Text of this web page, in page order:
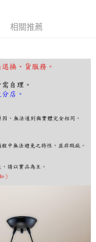
跳轉至「AFTEE先享後付」
成結帳。
的連結，可透過四大超商／
為交易完成。
若您需要取消訂單，請聯絡
為有效，需透過AFTEE先享
帳頁面顯示為準，若有關於
，請聯繫「AFTEE先享後付
support/home
費
相關推薦